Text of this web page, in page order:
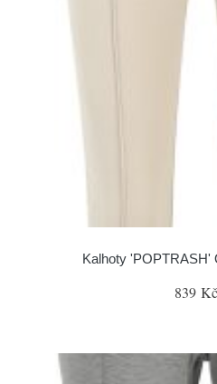
Kalhoty 'POPTRASH'
839 Kč